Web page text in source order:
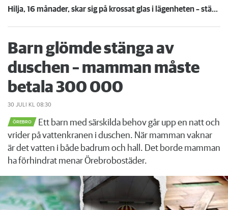
Hilja, 16 månader, skar sig på krossat glas i lägenheten – städmiss från tidigare hyresgäst
Barn glömde stänga av
duschen – mamman måste
betala 300 000
30 JULI KL 08:30
ÖREBRO
Ett barn med särskilda behov går upp en natt och
vrider på vattenkranen i duschen. När mamman vaknar
är det vatten i både badrum och hall. Det borde mamman
ha förhindrat menar Örebrobostäder.